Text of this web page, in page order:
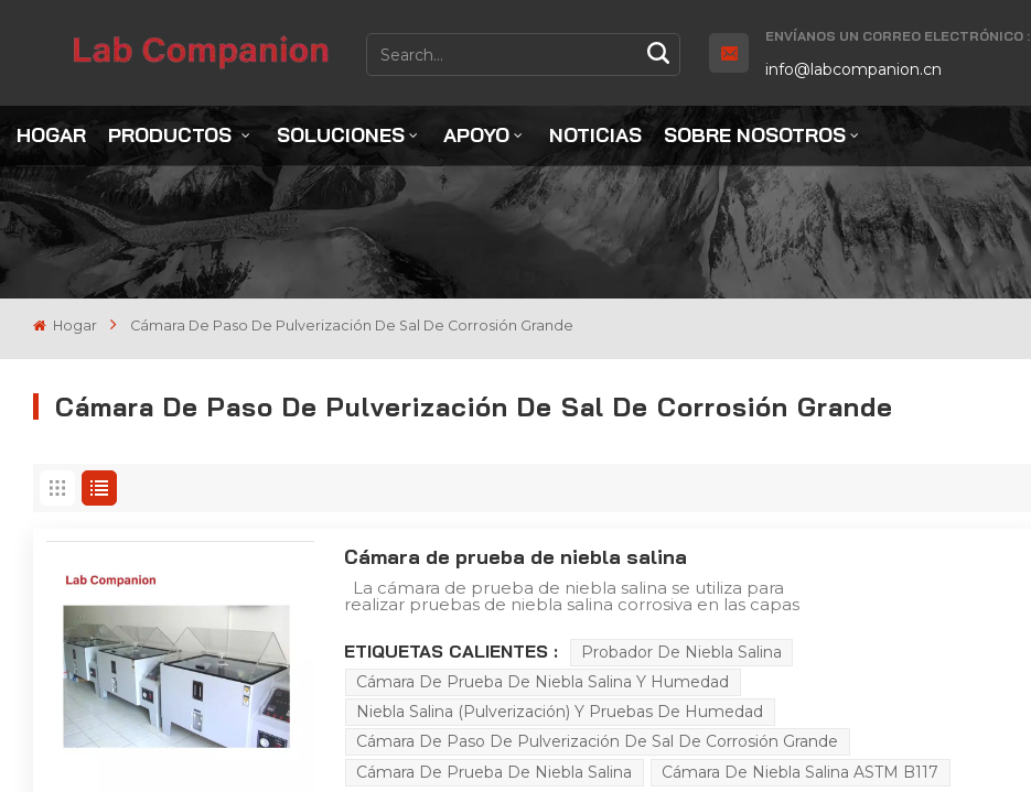
ENVÍANOS UN CORREO ELECTRÓNICO :
info@labcompanion.cn
HOGAR PRODUCTOS SOLUCIONES APOYO NOTICIAS SOBRE NOSOTROS
Hogar Cámara De Paso De Pulverización De Sal De Corrosión Grande
Cámara De Paso De Pulverización De Sal De Corrosión Grande
Cámara de prueba de niebla salina
La cámara de prueba de niebla salina se utiliza para
realizar pruebas de niebla salina corrosiva en las capas
productos industriales. Su propósito es evaluar y
determinar las capacidades de resistencia a la corrosión
de estos materiales y sus recubrimientos. Estas pruebas
son cruciales en diversas industrias para garantizar la
longevidad y confiabilidad de los productos en desarrollo
o fabricación, eespecialmente aquellos expuestos a
condiciones ambientales adversas, como entornos
marinos, entornos automotrices o aplicaciones
ETIQUETAS CALIENTES :
Probador De Niebla Salina
Cámara De Prueba De Niebla Salina Y Humedad
Niebla Salina (pulverización) Y Pruebas De Humedad
Cámara De Paso De Pulverización De Sal De Corrosión Grande
Cámara De Prueba De Niebla Salina
Cámara De Niebla Salina ASTM B117